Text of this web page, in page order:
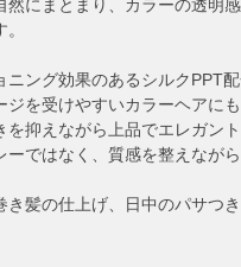
然にまとまり、カラーの透明
ニング効果のあるシルクPPT配
ジを受けやすいカラーヘアに
を抑えながら上品でエレガント
ーではなく、質感を整えなが
き髪の仕上げ、日中のパサつ